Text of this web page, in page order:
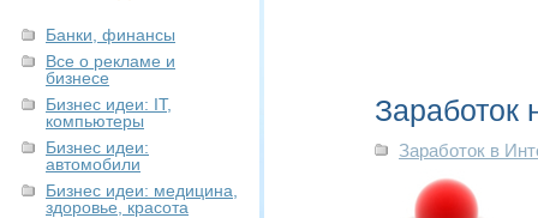
Банки, финансы
Все о рекламе и
бизнесе
Бизнес идеи: IT,
компьютеры
Бизнес идеи:
автомобили
Бизнес идеи: медицина,
здоровье, красота
Заработок
Заработок в